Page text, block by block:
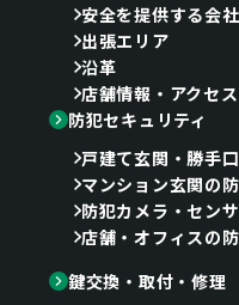
安全を提供する会社
出張エリア
沿革
店舗情報・アクセス
防犯セキュリティ
戸建て玄関・勝手
マンション玄関の
防犯カメラ・セン
店舗・オフィスの
鍵交換・取付・修理